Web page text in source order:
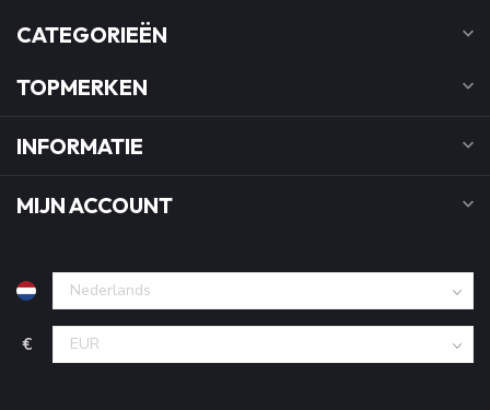
CATEGORIEËN
TOPMERKEN
INFORMATIE
MIJN ACCOUNT
€